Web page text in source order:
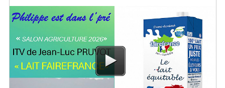
Accès
éditeur